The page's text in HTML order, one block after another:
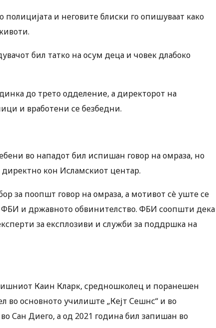
полицијата и неговите блиски го опишуваат како
бил татко на осум деца и човек длабоко
до трето одделение, а директорот на
и вработени се безбедни.
во нападот бил испишан говор на омраза, но
директно кон Исламскиот центар.
за поопшт говор на омраза, а мотивот сè уште се
ФБИ и државното обвинителство. ФБИ соопшти дека
за експлозиви и служби за поддршка на
Каин Кларк, средношколец и поранешен
во основното училиште „Кејт Сешнс“ и во
Сан Диего, а од 2021 година бил запишан во